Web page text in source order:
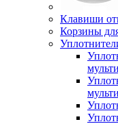
Клавиши
Корзины